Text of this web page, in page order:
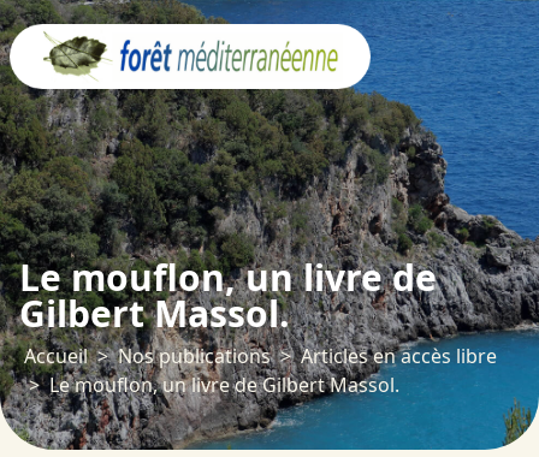
Le mouflon, un livre de
Gilbert Massol.
Accueil Nos publications
Articles en accès libre
Le mouflon, un livre de Gilbert Massol.
Panneau de gestion des cookies